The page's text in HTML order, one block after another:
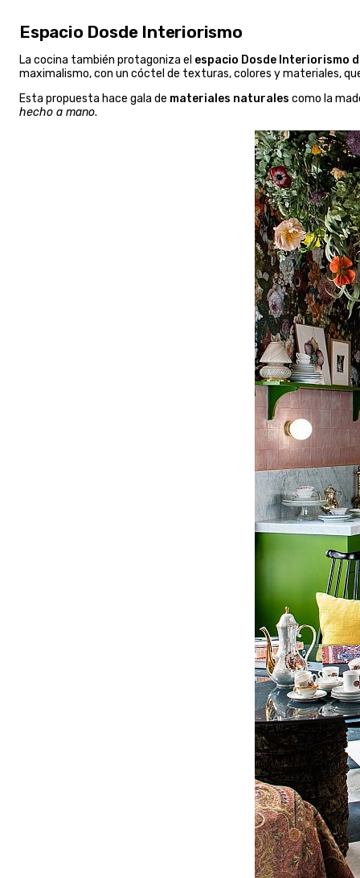
Espacio Dosde Interiorismo
La cocina también protagoniza el espacio Dosde Interiorismo
maximalismo, con un cóctel de texturas, colores y materiales,
Esta propuesta hace gala de materiales naturales como la
hecho a mano.